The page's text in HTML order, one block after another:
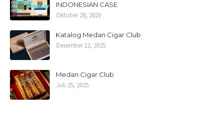
INDONESIAN CASE
Oktober 28, 2020
Katalog Medan Cigar Club
Desember 12, 2025
Medan Cigar Club
Juli 25, 2025